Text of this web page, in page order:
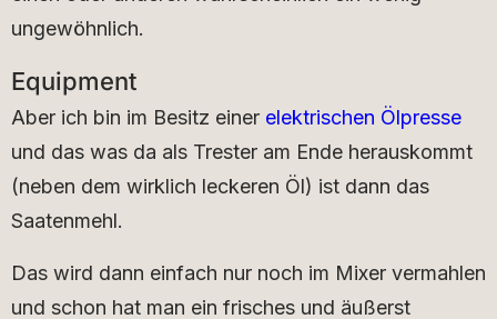
ungewöhnlich.
Equipment
Aber ich bin im Besitz einer elektrischen Ölpresse
und das was da als Trester am Ende herauskommt
(neben dem wirklich leckeren Öl) ist dann das
Saatenmehl.
Das wird dann einfach nur noch im Mixer vermahlen
und schon hat man ein frisches und äußerst